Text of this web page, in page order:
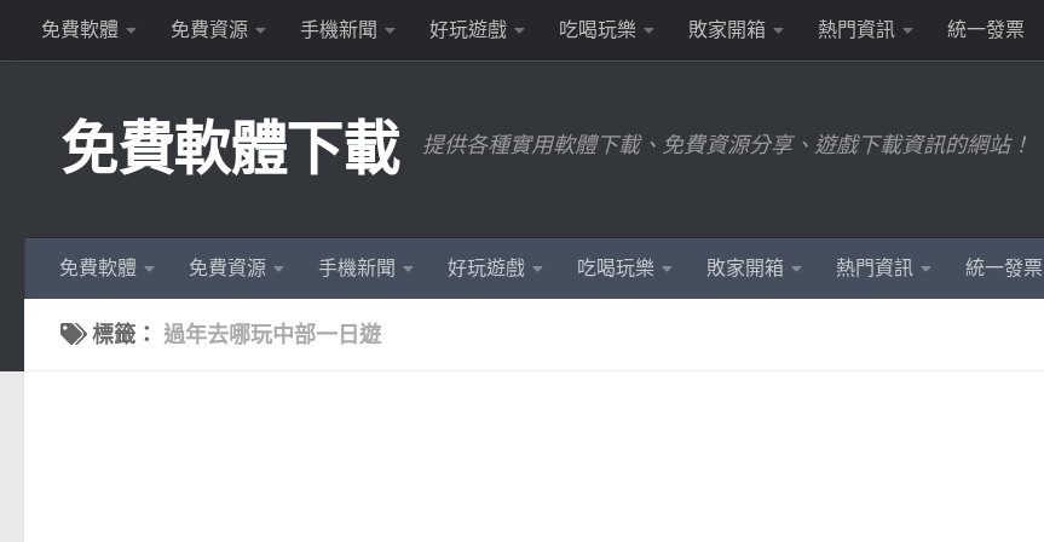
Skip to content
免費軟體 免費資源 手機新聞 好玩遊戲 吃喝玩樂 敗家開箱 熱門資訊 統一發票
免費軟體下載 提供各種實用軟體下載、免費資源分享、遊戲下載資訊的網站！
免費軟體 免費資源 手機新聞 好玩遊戲 吃喝玩樂 敗家開箱 熱門資訊 統一發票
標籤： 過年去哪玩中部一日遊